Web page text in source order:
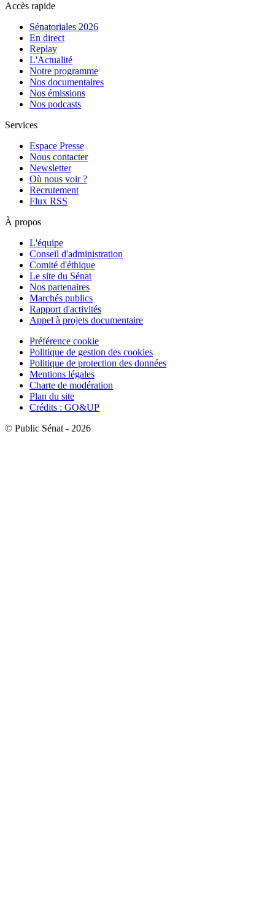
Accès rapide
Sénatoriales 2026
En direct
Replay
L'Actualité
Notre programme
Nos documentaires
Nos émissions
Nos podcasts
Services
Espace Presse
Nous contacter
Newsletter
Où nous voir ?
Recrutement
Flux RSS
À propos
L'équipe
Conseil d'administration
Comité d'éthique
Le site du Sénat
Nos partenaires
Marchés publics
Rapport d'activités
Appel à projets documentaire
Préférence cookie
Politique de gestion des cookies
Politique de protection des données
Mentions légales
Charte de modération
Plan du site
Crédits : GO&UP
© Public Sénat - 2026